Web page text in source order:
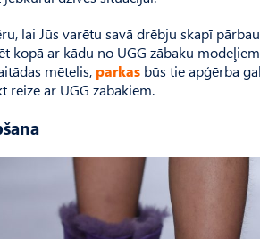
lai Jūs varētu savā drēbju skapī
kopā ar kādu no UGG zābaku
mētelis, parkas būs tie apģērba
reizē ar UGG zābakiem.